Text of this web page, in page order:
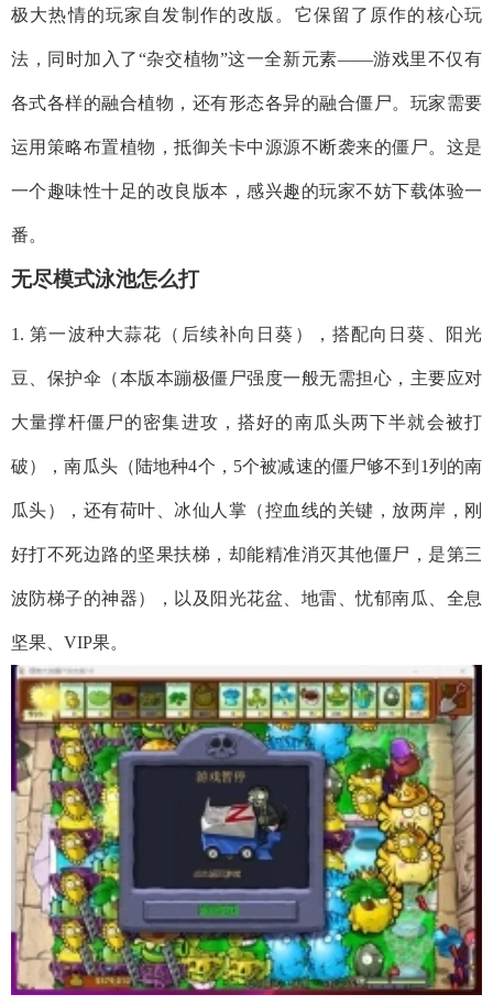
极大热情的玩家自发制作的改版。它保留了原作的核心玩
法，同时加入了“杂交植物”这一全新元素——游戏里不仅有
各式各样的融合植物，还有形态各异的融合僵尸。玩家需要
运用策略布置植物，抵御关卡中源源不断袭来的僵尸。这是
一个趣味性十足的改良版本，感兴趣的玩家不妨下载体验一
番。
无尽模式泳池怎么打
1. 第一波种大蒜花（后续补向日葵），搭配向日葵、阳光
豆、保护伞（本版本蹦极僵尸强度一般无需担心，主要应对
大量撑杆僵尸的密集进攻，搭好的南瓜头两下半就会被打
破），南瓜头（陆地种4个，5个被减速的僵尸够不到1列的南
瓜头），还有荷叶、冰仙人掌（控血线的关键，放两岸，刚
好打不死边路的坚果扶梯，却能精准消灭其他僵尸，是第三
波防梯子的神器），以及阳光花盆、地雷、忧郁南瓜、全息
坚果、VIP果。